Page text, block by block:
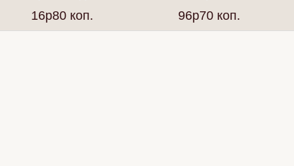
16p80 коп. 96p70 коп.